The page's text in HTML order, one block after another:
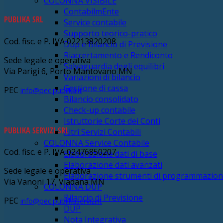
ContabilmEnte
Service contabile
Supporto teorico-pratico
Dup e Bilancio di Previsione
Riaccertamento e Rendiconto
Salvaguardia degli equilibri
Variazioni di bilancio
Gestione di cassa
Bilancio consolidato
Check-up contabile
Istruttorie Corte dei Conti
Altri Servizi Contabili
COLONNA Service Contabile
Elaborazione dati di base
Elaborazione dati avanzati
Elaborazione strumenti di
COLONNA DUP
Bilancio di Previsione
DUP
Nota Integrativa
PUBLIKA SRL
Cod. fisc. e P. IVA 02213820208
Sede legale e operativa
Via Parigi 6, Porto Mantovano MN
PEC info@pec.publika.it
PUBLIKA SERVIZI SRL
Cod. fisc. e P. IVA 02476850207
Sede legale e operativa
Via Vanoni 17, Viadana MN
PEC info@pec.publikaservizi.it